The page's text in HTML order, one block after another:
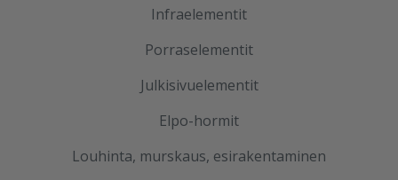
Infraelementit
Porraselementit
Julkisivuelementit
Elpo-hormit
Louhinta, murskaus, esirakentaminen